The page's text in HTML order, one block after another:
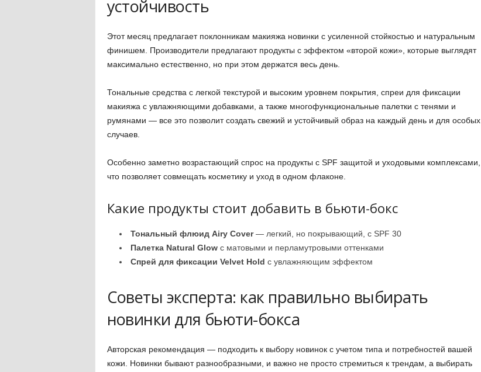
устойчивость
Этот месяц предлагает поклонникам макияжа новинки с усиленной стойкостью и натуральным
финишем. Производители предлагают продукты с эффектом «второй кожи», которые выглядят
максимально естественно, но при этом держатся весь день.
Тональные средства с легкой текстурой и высоким уровнем покрытия, спреи для фиксации
макияжа с увлажняющими добавками, а также многофункциональные палетки с тенями и
румянами — все это позволит создать свежий и устойчивый образ на каждый день и для особых
случаев.
Особенно заметно возрастающий спрос на продукты с SPF защитой и уходовыми комплексами,
что позволяет совмещать косметику и уход в одном флаконе.
Какие продукты стоит добавить в бьюти-бокс
Тональный флюид Airy Cover— легкий, но покрывающий, с SPF 30
Палетка Natural Glowс матовыми и перламутровыми оттенками
Спрей для фиксации Velvet Hold с увлажняющим эффектом
Советы эксперта: как правильно выбирать
новинки для бьюти-бокса
Авторская рекомендация — подходить к выбору новинок с учетом типа и потребностей вашей
кожи. Новинки бывают разнообразными, и важно не просто стремиться к трендам, а выбирать